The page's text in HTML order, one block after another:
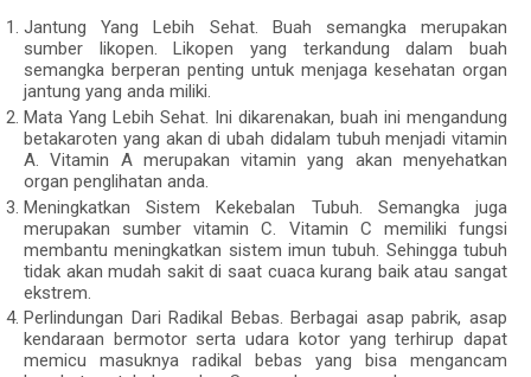
Jantung Yang Lebih Sehat. Buah semangka merupakan
sumber likopen. Likopen yang terkandung dalam buah
semangka berperan penting untuk menjaga kesehatan organ
jantung yang anda miliki.
Mata Yang Lebih Sehat. Ini dikarenakan, buah ini mengandung
betakaroten yang akan di ubah didalam tubuh menjadi vitamin
A. Vitamin A merupakan vitamin yang akan menyehatkan
organ penglihatan anda.
Meningkatkan Sistem Kekebalan Tubuh. Semangka juga
merupakan sumber vitamin C. Vitamin C memiliki fungsi
membantu meningkatkan sistem imun tubuh. Sehingga tubuh
tidak akan mudah sakit di saat cuaca kurang baik atau sangat
ekstrem.
Perlindungan Dari Radikal Bebas. Berbagai asap pabrik, asap
kendaraan bermotor serta udara kotor yang terhirup dapat
memicu masuknya radikal bebas yang bisa mengancam